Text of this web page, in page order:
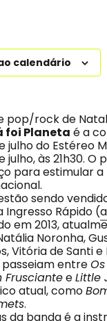
calendário
pop/rock de
foi Planeta é a
julho do Estéreo
julho, às 21h30. O
para estimular
sendo
Ingresso Rápido (
em 2013,
Noronha,
Vitória de Santi e
passeiam entre
FruscianteeLittle
atual, como
.
da banda é a